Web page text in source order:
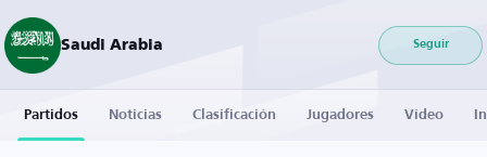
Saudi Arabia Seguir
Partidos Noticias Clasificación Jugadores Vídeo